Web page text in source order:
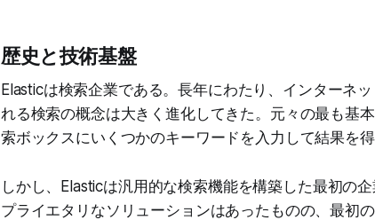
歴史と技術基盤
Elasticは検索企業である。長年にわたり、インターネ
れる検索の概念は大きく進化してきた。元々の最も基
索ボックスにいくつかのキーワードを入力して結果を
しかし、Elasticは汎用的な検索機能を構築した最初の
プライエタリなソリューションはあったものの、最初